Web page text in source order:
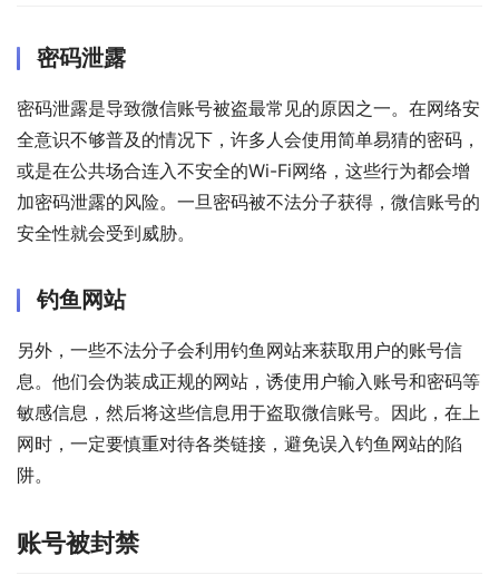
密码泄露
密码泄露是导致微信账号被盗最常见的原因之一。在网络安
全意识不够普及的情况下，许多人会使用简单易猜的密码，
或是在公共场合连入不安全的Wi-Fi网络，这些行为都会增
加密码泄露的风险。一旦密码被不法分子获得，微信账号的
安全性就会受到威胁。
钓鱼网站
另外，一些不法分子会利用钓鱼网站来获取用户的账号信
息。他们会伪装成正规的网站，诱使用户输入账号和密码等
敏感信息，然后将这些信息用于盗取微信账号。因此，在上
网时，一定要慎重对待各类链接，避免误入钓鱼网站的陷
阱。
账号被封禁